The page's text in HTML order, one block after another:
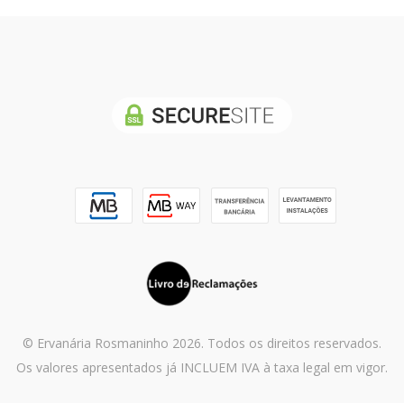
© Ervanária Rosmaninho 2026. Todos os direitos reservados.
Os valores apresentados já INCLUEM IVA à taxa legal em vigor.